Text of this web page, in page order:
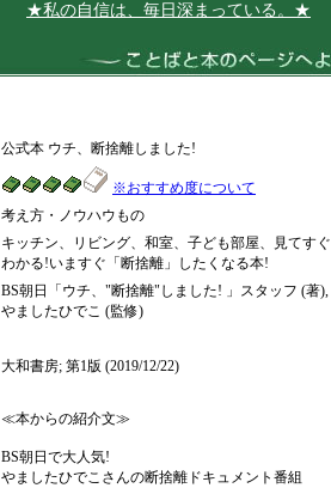
★私の自信は、毎日深まっている。★
公式本 ウチ、断捨離しました!
※おすすめ度について
考え方・ノウハウもの
キッチン、リビング、和室、子ども部屋、見てすぐ
わかる!いますぐ「断捨離」したくなる本!
BS朝日「ウチ、"断捨離"しました! 」スタッフ (著),
やましたひでこ (監修)
大和書房; 第1版 (2019/12/22)
≪本からの紹介文≫
BS朝日で大人気!
やましたひでこさんの断捨離ドキュメント番組